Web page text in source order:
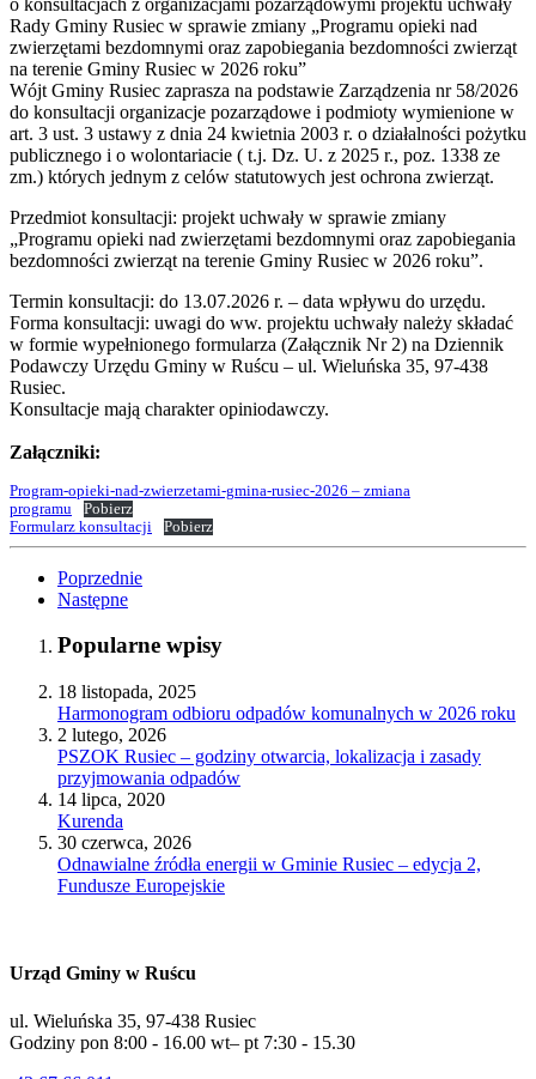
Rady Gminy Rusiec w sprawie zmiany „Programu opieki nad
zwierzętami bezdomnymi oraz zapobiegania bezdomności zwierząt
na terenie Gminy Rusiec w 2026 roku”
Wójt Gminy Rusiec zaprasza na podstawie Zarządzenia nr 58/2026
do konsultacji organizacje pozarządowe i podmioty wymienione w
art. 3 ust. 3 ustawy z dnia 24 kwietnia 2003 r. o działalności pożytku
publicznego i o wolontariacie ( t.j. Dz. U. z 2025 r., poz. 1338 ze
zm.) których jednym z celów statutowych jest ochrona zwierząt.
Przedmiot konsultacji: projekt uchwały w sprawie zmiany
„Programu opieki nad zwierzętami bezdomnymi oraz zapobiegania
bezdomności zwierząt na terenie Gminy Rusiec w 2026 roku”.
Termin konsultacji: do 13.07.2026 r. – data wpływu do urzędu.
Forma konsultacji: uwagi do ww. projektu uchwały należy składać
w formie wypełnionego formularza (Załącznik Nr 2) na Dziennik
Podawczy Urzędu Gminy w Ruścu – ul. Wieluńska 35, 97-438
Rusiec.
Konsultacje mają charakter opiniodawczy.
Załączniki:
Program-opieki-nad-zwierzetami-gmina-rusiec-2026 – zmiana
programu
Pobierz
Formularz konsultacji
Pobierz
Poprzednie
Następne
Popularne wpisy
18 listopada, 2025
Harmonogram odbioru odpadów komunalnych w 2026 roku
2 lutego, 2026
PSZOK Rusiec – godziny otwarcia, lokalizacja i zasady
przyjmowania odpadów
14 lipca, 2020
Kurenda
30 czerwca, 2026
Odnawialne źródła energii w Gminie Rusiec – edycja 2,
Fundusze Europejskie
Urząd Gminy w Ruścu
ul. Wieluńska 35, 97-438 Rusiec
Godziny pon 8:00 - 16.00 wt– pt 7:30 - 15.30